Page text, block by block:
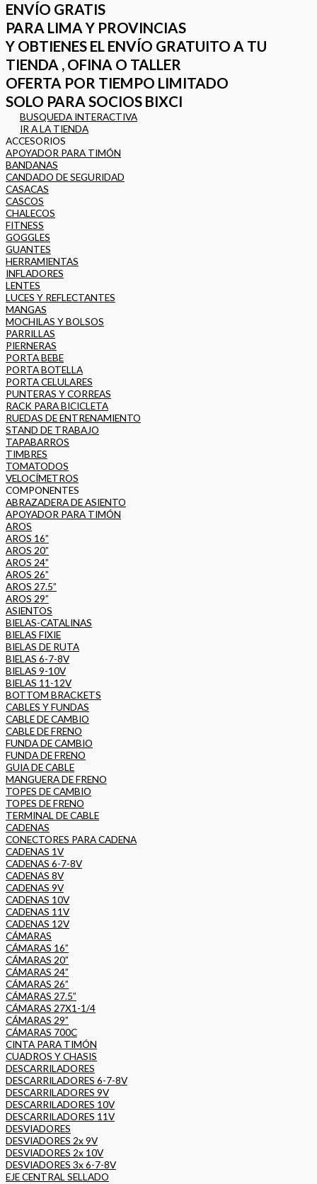
ENVÍO GRATIS
PARA LIMA Y PROVINCIAS
Y OBTIENES EL ENVÍO GRATUITO A TU
TIENDA , OFINA O TALLER
OFERTA POR TIEMPO LIMITADO
SOLO PARA SOCIOS BIXCI
BUSQUEDA INTERACTIVA
IR A LA TIENDA
ACCESORIOS
APOYADOR PARA TIMÓN
BANDANAS
CANDADO DE SEGURIDAD
CASACAS
CASCOS
CHALECOS
FITNESS
GOGGLES
GUANTES
HERRAMIENTAS
INFLADORES
LENTES
LUCES Y REFLECTANTES
MANGAS
MOCHILAS Y BOLSOS
PARRILLAS
PIERNERAS
PORTA BEBE
PORTA BOTELLA
PORTA CELULARES
PUNTERAS Y CORREAS
RACK PARA BICICLETA
RUEDAS DE ENTRENAMIENTO
STAND DE TRABAJO
TAPABARROS
TIMBRES
TOMATODOS
VELOCÍMETROS
COMPONENTES
ABRAZADERA DE ASIENTO
APOYADOR PARA TIMÓN
AROS
AROS 16”
AROS 20”
AROS 24”
AROS 26”
AROS 27.5”
AROS 29”
ASIENTOS
BIELAS-CATALINAS
BIELAS FIXIE
BIELAS DE RUTA
BIELAS 6-7-8V
BIELAS 9-10V
BIELAS 11-12V
BOTTOM BRACKETS
CABLES Y FUNDAS
CABLE DE CAMBIO
CABLE DE FRENO
FUNDA DE CAMBIO
FUNDA DE FRENO
GUIA DE CABLE
MANGUERA DE FRENO
TOPES DE CAMBIO
TOPES DE FRENO
TERMINAL DE CABLE
CADENAS
CONECTORES PARA CADENA
CADENAS 1V
CADENAS 6-7-8V
CADENAS 8V
CADENAS 9V
CADENAS 10V
CADENAS 11V
CADENAS 12V
CÁMARAS
CÁMARAS 16”
CÁMARAS 20”
CÁMARAS 24”
CÁMARAS 26”
CÁMARAS 27.5”
CÁMARAS 27X1-1/4
CÁMARAS 29”
CÁMARAS 700C
CINTA PARA TIMÓN
CUADROS Y CHASIS
DESCARRILADORES
DESCARRILADORES 6-7-8V
DESCARRILADORES 9V
DESCARRILADORES 10V
DESCARRILADORES 11V
DESVIADORES
DESVIADORES 2x 9V
DESVIADORES 2x 10V
DESVIADORES 3x 6-7-8V
EJE CENTRAL SELLADO